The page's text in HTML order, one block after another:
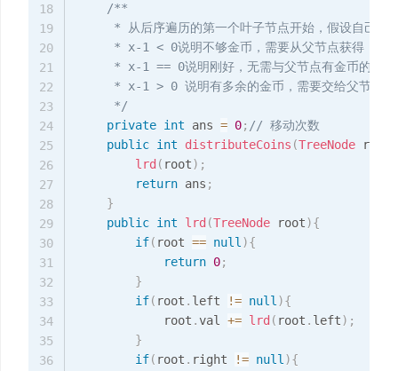
/**
* 从后序遍历的第一个叶子节点开始，假设自己
* x-1 < 0说明不够金币，需要从父节点获得，因
* x-1 == 0说明刚好，无需与父节点有金币的交
* x-1 > 0 说明有多余的金币，需要交给父节点
     */
private int ans = 0; // 移动次数
public int distributeCoins (TreeNode root
lrd ( root) ;
return ans ;
}
public int lrd (TreeNode root){
if( root == null ){
return 0;
}
if( root . left != null ){
            root
.val += lrd ( root . left) ;
}
if( root . right != null ){
18
19
20
21
22
23
24
25
26
27
28
29
30
31
32
33
34
35
36